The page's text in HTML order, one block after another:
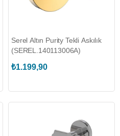
Serel Altın Purity Tekli Askılık
(SEREL.140113006A)
₺1.199,90